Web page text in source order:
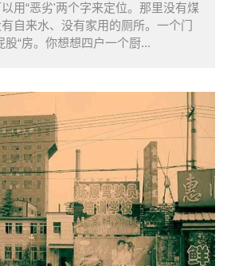
用“恶劣'两个字来定位。那里没有煤
自来水、没有家用的厕所。一个门
股“房。你想想四户一个厨...